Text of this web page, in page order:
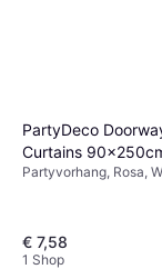
PartyDeco
Curtains
Partyvorhang, Rosa,
€ 7,58
1 Shop